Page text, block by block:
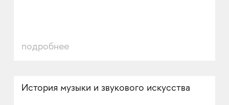
подробнее
История музыки и звукового искусства